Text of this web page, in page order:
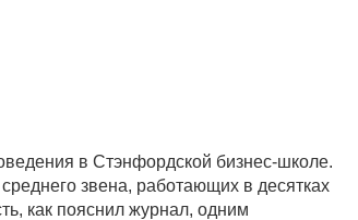
в Стэнфордской бизнес-школе.
звена, работающих в десятках
как пояснил журнал, одним